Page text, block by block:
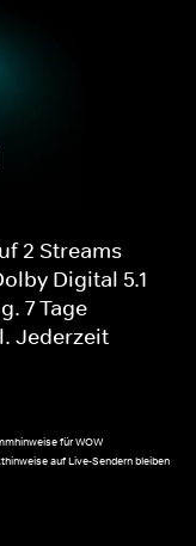
2 Streams
Digital 5.1
7 Tage
Jederzeit
für WOW
auf Live-Sendern bleiben